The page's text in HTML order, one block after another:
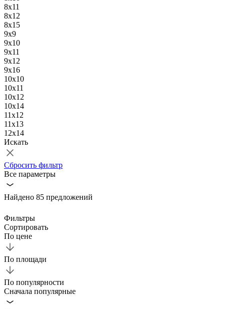
8х11
8х12
8х15
9x9
9х10
9х11
9х12
9х16
10x10
10х11
10x12
10х14
11х12
11х13
12х14
Искать
Сбросить фильтр
Все параметры
Найдено 85 предложений
Фильтры
Сортировать
По цене
По площади
По популярности
Сначала популярные